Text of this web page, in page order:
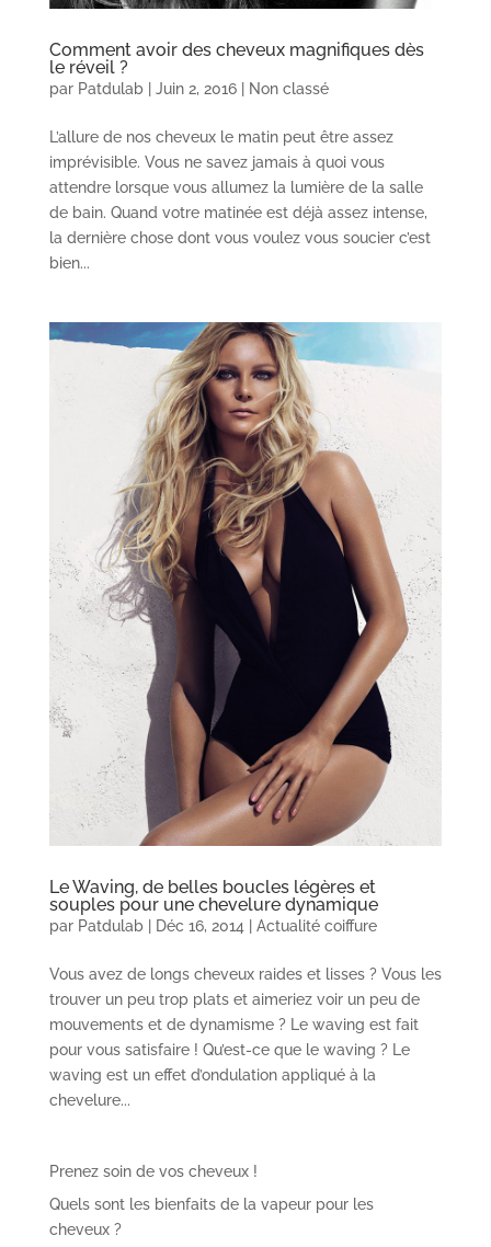
Comment avoir des cheveux magnifiques dès
le réveil ?
par Patdulab| Juin 2, 2016| Non classé
L’allure de nos cheveux le matin peut être assez
imprévisible. Vous ne savez jamais à quoi vous
attendre lorsque vous allumez la lumière de la salle
de bain. Quand votre matinée est déjà assez intense,
la dernière chose dont vous voulez vous soucier c’est
bien...
Le Waving, de belles boucles légères et
souples pour une chevelure dynamique
par Patdulab| Déc 16, 2014 | Actualité coiffure
Vous avez de longs cheveux raides et lisses ? Vous les
trouver un peu trop plats et aimeriez voir un peu de
mouvements et de dynamisme ? Le waving est fait
pour vous satisfaire ! Qu’est-ce que le waving ? Le
waving est un effet d’ondulation appliqué à la
chevelure...
Prenez soin de vos cheveux !
Quels sont les bienfaits de la vapeur pour les
cheveux ?